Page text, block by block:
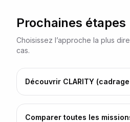
Prochaines étapes
Choisissez l’approche la plus
cas.
Découvrir CLARITY
Comparer toutes les